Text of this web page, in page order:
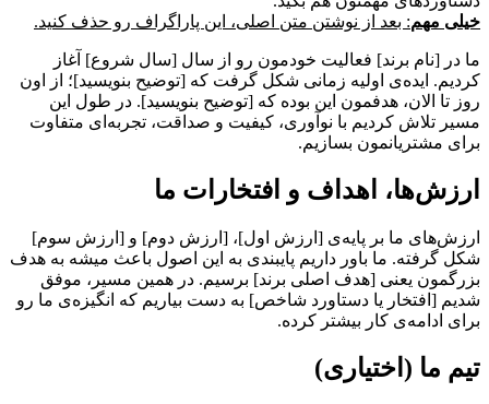
خیلی مهم: بعد از نوشتن متن اصلی، این پاراگراف رو حذف کنید.
ما در [نام برند] فعالیت خودمون رو از سال [سال شروع] آغاز
کردیم. ایده‌ی اولیه زمانی شکل گرفت که [توضیح بنویسید]؛ از اون
روز تا الان، هدفمون این بوده که [توضیح بنویسید]. در طول این
مسیر تلاش کردیم با نوآوری، کیفیت و صداقت، تجربه‌ای متفاوت
برای مشتریانمون بسازیم.
ارزش‌ها، اهداف و افتخارات ما
ارزش‌های ما بر پایه‌ی [ارزش اول]، [ارزش دوم] و [ارزش سوم]
شکل گرفته. ما باور داریم پایبندی به این اصول باعث میشه به هدف
بزرگمون یعنی [هدف اصلی برند] برسیم. در همین مسیر، موفق
شدیم [افتخار یا دستاورد شاخص] به دست بیاریم که انگیزه‌ی ما رو
برای ادامه‌ی کار بیشتر کرده.
تیم ما (اختیاری)